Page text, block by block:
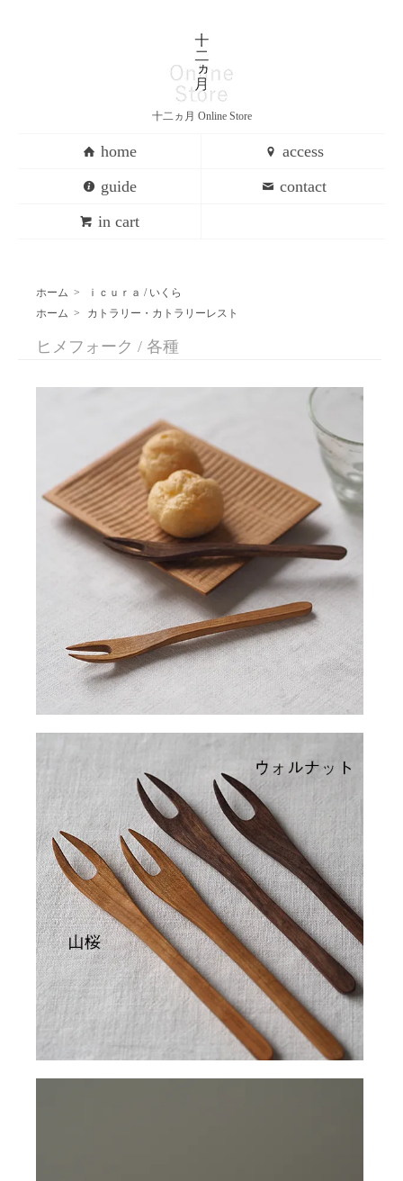
十二ヵ月 Online Store
home
access
guide
contact
in cart
ホーム >
ｉｃｕｒａ / いくら
ホーム > カトラリー・カトラリーレスト
ヒメフォーク / 各種